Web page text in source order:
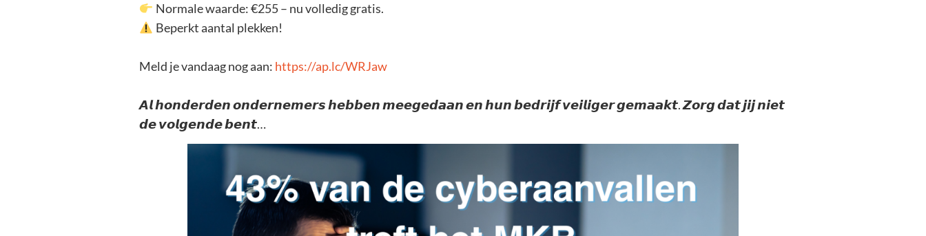
Normale waarde: €255 – nu volledig gratis.
Beperkt aantal plekken!
Meld je vandaag nog aan: https://ap.lc/WRJaw
𝘼𝙡 𝙝𝙤𝙣𝙙𝙚𝙧𝙙𝙚𝙣 𝙤𝙣𝙙𝙚𝙧𝙣𝙚𝙢𝙚𝙧𝙨 𝙝𝙚𝙗𝙗𝙚𝙣 𝙢𝙚𝙚𝙜𝙚𝙙𝙖𝙖𝙣 𝙚𝙣 𝙝𝙪𝙣 𝙗𝙚𝙙𝙧𝙞𝙟𝙛 𝙫𝙚𝙞𝙡𝙞𝙜𝙚𝙧 𝙜𝙚𝙢𝙖𝙖𝙠𝙩. 𝙕𝙤𝙧𝙜 𝙙𝙖𝙩 𝙟𝙞𝙟 𝙣𝙞𝙚𝙩
𝙙𝙚 𝙫𝙤𝙡𝙜𝙚𝙣𝙙𝙚 𝙗𝙚𝙣𝙩…